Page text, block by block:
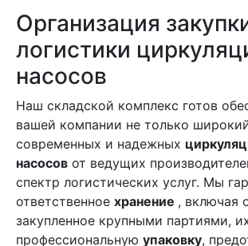
Организация
логистики
насосов
Наш складской комплекс готов
вашей компании не только
современных и надежных
насосов от ведущих
спектр логистических услуг. Мы
ответственное хранение , включая
закупленное крупными партиями,
профессиональную упаковку,